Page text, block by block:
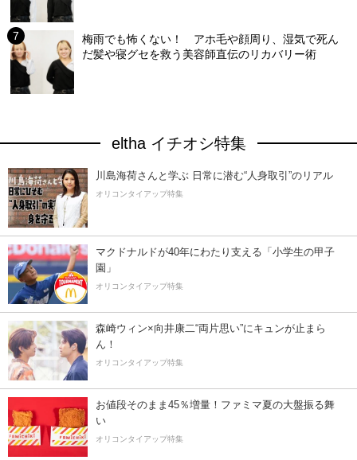
梅雨でも怖くない！ アホ毛や顔周り、湿気で死ん
だ髪や寝グセを救う美容師直伝のリカバリー術
eltha イチオシ特集
川島海荷さんと学ぶ 日常に潜む“人身取引”のリアル
オリコンタイアップ特集
マクドナルドが40年にわたり支える「小学生の甲子
園」
オリコンタイアップ特集
森崎ウィン×向井康二“両片思い”にキュンが止まら
ん！
オリコンタイアップ特集
お値段そのまま45％増量！ファミマ夏の大盤振る舞
い
オリコンタイアップ特集